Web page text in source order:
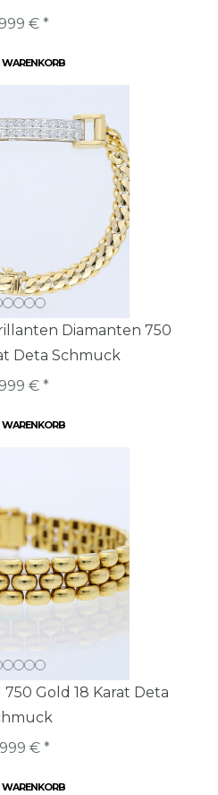
€ *
WARENKORB
Diamanten 750
Deta Schmuck
€ *
WARENKORB
Gold 18 Karat Deta
€ *
WARENKORB